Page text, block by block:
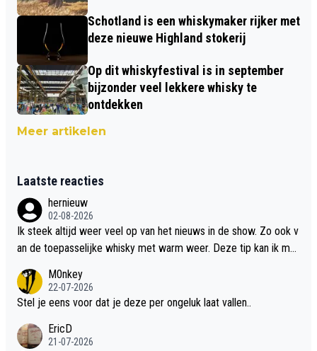
Schotland is een whiskymaker rijker met
deze nieuwe Highland stokerij
Op dit whiskyfestival is in september
bijzonder veel lekkere whisky te
ontdekken
Meer artikelen
Laatste reacties
hernieuw
02-08-2026
Ik steek altijd weer veel op van het nieuws in de show. Zo ook v
an de toepasselijke whisky met warm weer. Deze tip kan ik met
M0nkey
22-07-2026
Stel je eens voor dat je deze per ongeluk laat vallen..
EricD
21-07-2026